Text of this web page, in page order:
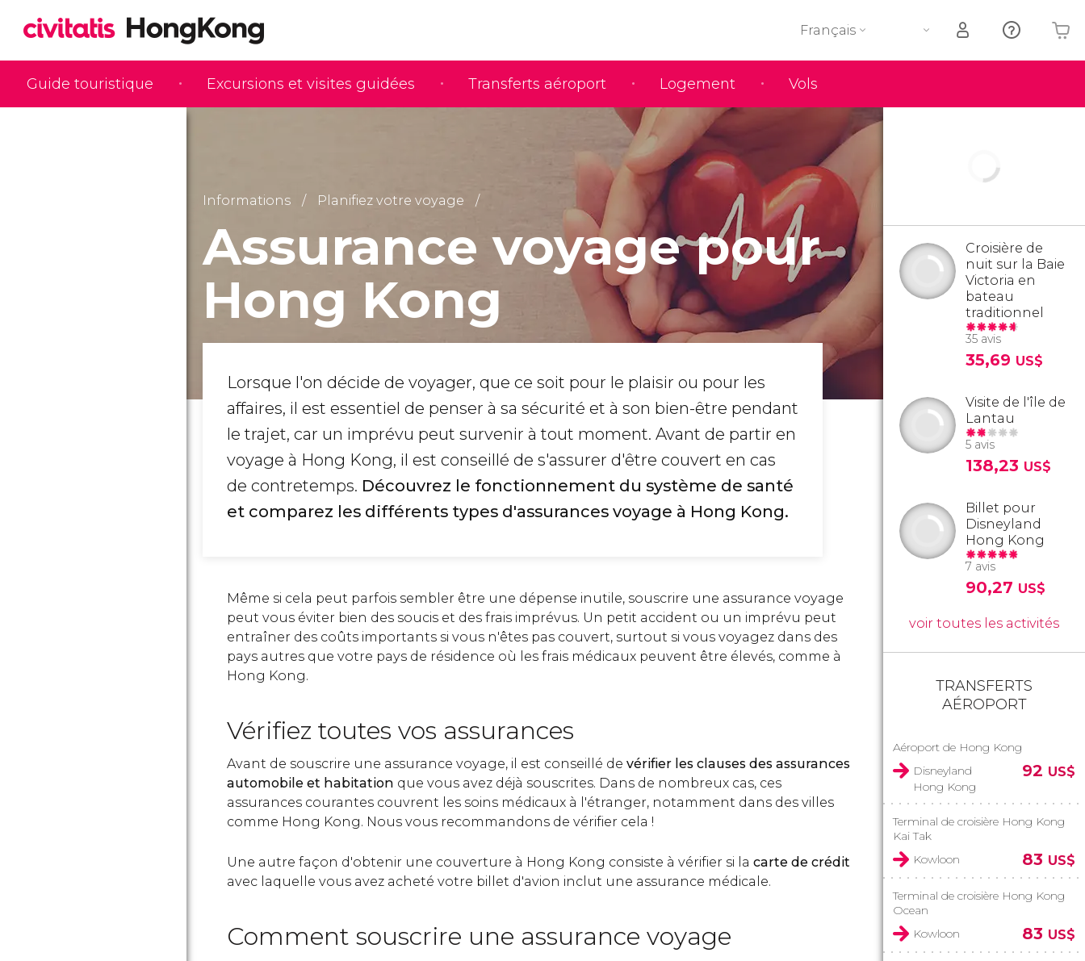
Guide touristique Excursions et visites guidées Transferts aéroport Logement Vols
Français
Informations Planifiez votre voyage
Assurance voyage pour
Hong Kong
Lorsque l'on décide de voyager, que ce soit pour le plaisir ou pour les
affaires, il est essentiel de penser à sa sécurité et à son bien-être pendant
le trajet, car un imprévu peut survenir à tout moment. Avant de partir en
voyage à Hong Kong, il est conseillé de s'assurer d'être couvert en cas
de contretemps. Découvrez le fonctionnement du système de santé
et comparez les différents types d'assurances voyage à Hong Kong.
Même si cela peut parfois sembler être une dépense inutile, souscrire une assurance voyage
peut vous éviter bien des soucis et des frais imprévus. Un petit accident ou un imprévu peut
entraîner des coûts importants si vous n'êtes pas couvert, surtout si vous voyagez dans des
pays autres que votre pays de résidence où les frais médicaux peuvent être élevés, comme à
Hong Kong.
Vérifiez toutes vos assurances
Avant de souscrire une assurance voyage, il est conseillé de vérifier les clauses des assurances
automobile et habitation que vous avez déjà souscrites. Dans de nombreux cas, ces
assurances courantes couvrent les soins médicaux à l'étranger, notamment dans des villes
comme Hong Kong. Nous vous recommandons de vérifier cela !
Une autre façon d'obtenir une couverture à Hong Kong consiste à vérifier si la carte de crédit
avec laquelle vous avez acheté votre billet d'avion inclut une assurance médicale.
Comment souscrire une assurance voyage
Croisière de
nuit sur la Baie
Victoria en
bateau
traditionnel
35 avis
35,69 US$
Visite de l'île de
Lantau
5 avis
138,23 US$
Billet pour
Disneyland
Hong Kong
7 avis
90,27 US$
voir toutes les activités
TRANSFERTS
AÉROPORT
Aéroport de Hong Kong
Disneyland
Hong Kong
92 US$
Terminal de croisière Hong Kong
Kai Tak
Kowloon
83 US$
Terminal de croisière Hong Kong
Ocean
Kowloon
83 US$